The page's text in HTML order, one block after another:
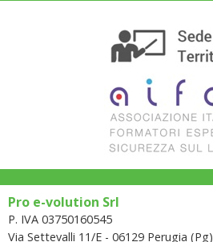
Pro e-volution Srl
P. IVA 03750160545
Via Settevalli 11/E - 06129 Perugia (Pg)